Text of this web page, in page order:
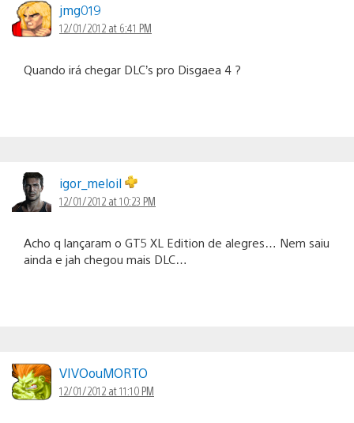
jmg019
12/01/2012 at 6:41 PM
Quando irá chegar DLC’s pro Disgaea 4 ?
igor_meloil
12/01/2012 at 10:23 PM
Acho q lançaram o GT5 XL Edition de alegres… Nem saiu
ainda e jah chegou mais DLC…
VIVOouMORTO
12/01/2012 at 11:10 PM